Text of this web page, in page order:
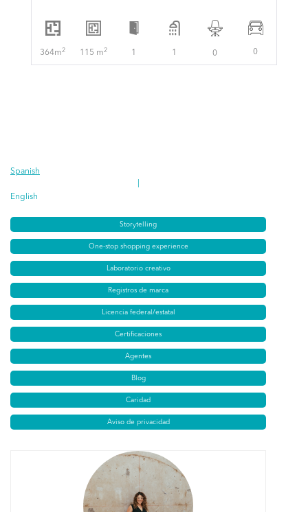
364m 2 115 m 2 1 1 0 0
Spanish
English
Storytelling
One-stop shopping experience
Laboratorio creativo
Registros de marca
Licencia federal/estatal
Certificaciones
Agentes
Blog
Caridad
Aviso de privacidad